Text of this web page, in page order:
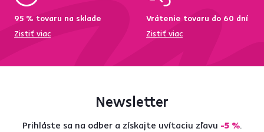
95 % tovaru na sklade
Zistiť viac
Vrátenie tovaru do 60 dní
Zistiť viac
Newsletter
Prihláste sa na odber a získajte uvítaciu zľavu -5 %.